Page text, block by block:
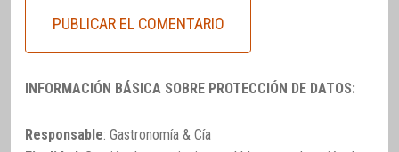
INFORMACIÓN BÁSICA SOBRE PROTECCIÓN DE DATOS:
Responsable: Gastronomía & Cía